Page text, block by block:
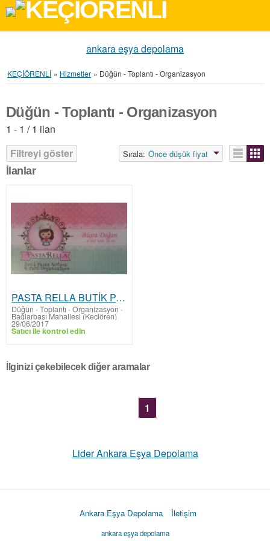
ankara eşya depolama
KEÇİÖRENLİ » Hizmetler » Düğün - Toplantı - Organizasyon
Düğün - Toplantı - Organizasyon
1 - 1 / 1 ilan
Filtreyi göster
Sırala: Önce düşük fiyat
İlanlar
PASTA RELLA BUTİK PASTA ATÖLYESİ VE PARTİ ORGANİZASYON KUYUBAŞI KEÇİÖREN
Düğün - Toplantı - Organizasyon -
Bağlarbaşı Mahallesi (Keçiören)
29/06/2017
Satıcı ile kontrol edin
İlginizi çekebilecek diğer aramalar
1
Lider Ankara Eşya Depolama
Ankara Eşya Depolama İletişim
ankara eşya depolama